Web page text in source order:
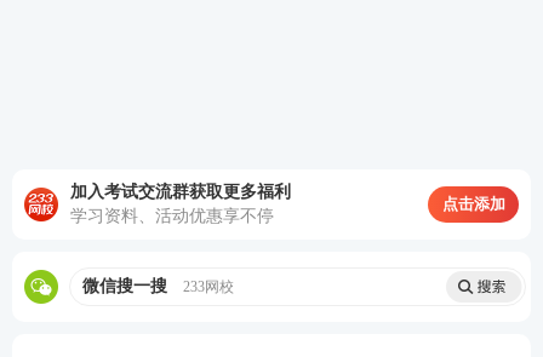
加入考试交流群获取更多福利
学习资料、活动优惠享不停
点击添加
微信搜一搜 233网校